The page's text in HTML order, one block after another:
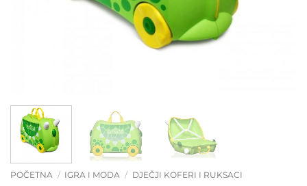
POČETNA / IGRA I MODA / DJEČJI KOFERI I RUKSACI